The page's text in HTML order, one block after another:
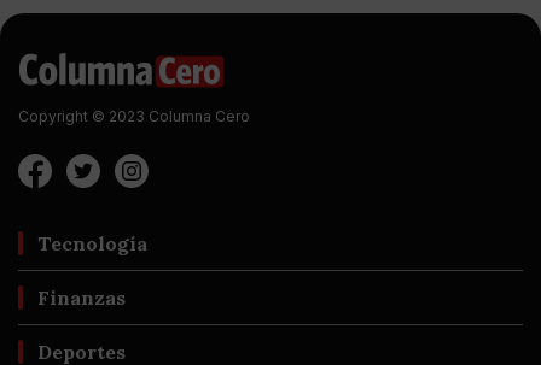
Copyright © 2023 Columna Cero
Tecnología
Finanzas
Deportes